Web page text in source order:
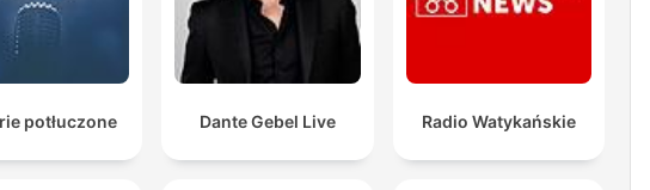
potłuczone Dante Gebel Live Radio Watykańskie